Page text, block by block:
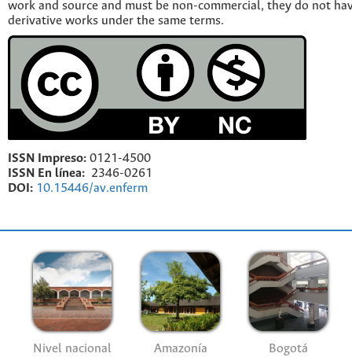
work and source and must be non-commercial, they do not
derivative works under the same terms.
ISSN Impreso: 0121-4500
ISSN En línea: 2346-0261
DOI: 10.15446/av.enferm
Nivel nacional Amazonía Bogotá